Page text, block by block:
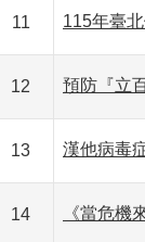
11 115年臺
12 預防『立
13 漢他病毒
14 《當危機